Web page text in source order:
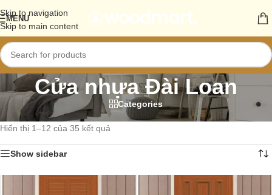
Skip to navigation
Skip to main content
MENU
Cửa nhựa Đài Loan
Categories
Trang chủ /Sản phẩm Cửa nhựa
Cửa nhựa Đài Loan
Hiển thị 1–12 của 35 kết quả
Show sidebar